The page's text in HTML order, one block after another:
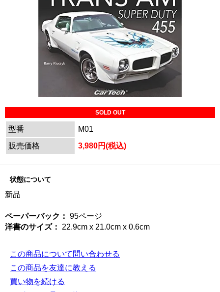
SOLD OUT
型番
M01
販売価格
3,980円(税込)
状態について
新品
ペーパーバック： 95ページ
洋書のサイズ：
22.9cm x 21.0cm x 0.6cm
この商品について問い合わせる
この商品を友達に教える
買い物を続ける